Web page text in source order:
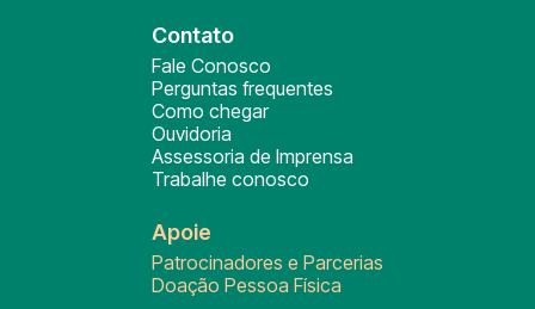
Contato
Fale Conosco
Perguntas frequentes
Como chegar
Ouvidoria
Assessoria de Imprensa
Trabalhe conosco
Apoie
Patrocinadores e Parcerias
Doação Pessoa Física